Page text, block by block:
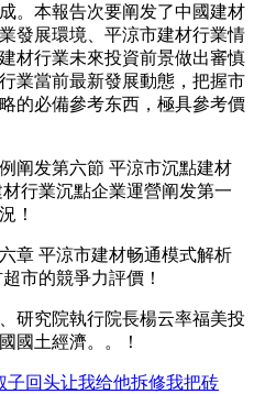
。本報告次要阐发了中國建材
發展環境、平涼市建材行業情
材行業未來投資前景做出審慎
業當前最新發展動態，把握市
的必備參考东西，極具參考價
发第六節 平涼市沉點建材
行業沉點企業運營阐发第一
！
平涼市建材畅通模式解析
市的競爭力評價！
究院執行院長楊云率福美投
國土經濟。。！
子回头让我给他拆修我把砖